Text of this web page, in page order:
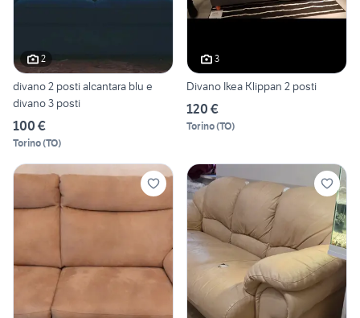
2
divano 2 posti alcantara blu e
divano 3 posti
100 €
Torino(TO)
3
Divano Ikea Klippan 2 posti
120 €
Torino(TO)